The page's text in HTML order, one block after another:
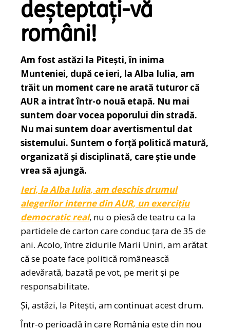
deșteptați-vă
români!
Am fost astăzi la Pitești, în inima
Munteniei, după ce ieri, la Alba Iulia, am
trăit un moment care ne arată tuturor că
AUR a intrat într-o nouă etapă. Nu mai
suntem doar vocea poporului din stradă.
Nu mai suntem doar avertismentul dat
sistemului. Suntem o forță politică matură,
organizată și disciplinată, care știe unde
vrea să ajungă.
Ieri, la Alba Iulia, am deschis drumul
alegerilor interne din AUR, un exercițiu
democratic real, nu o piesă de teatru ca la
partidele de carton care conduc țara de 35 de
ani. Acolo, între zidurile Marii Uniri, am arătat
că se poate face politică românească
adevărată, bazată pe vot, pe merit și pe
responsabilitate.
Și, astăzi, la Pitești, am continuat acest drum.
Într-o perioadă în care România este din nou